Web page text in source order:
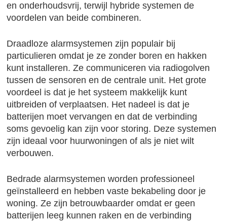
en onderhoudsvrij, terwijl hybride systemen de
voordelen van beide combineren.
Draadloze alarmsystemen zijn populair bij
particulieren omdat je ze zonder boren en hakken
kunt installeren. Ze communiceren via radiogolven
tussen de sensoren en de centrale unit. Het grote
voordeel is dat je het systeem makkelijk kunt
uitbreiden of verplaatsen. Het nadeel is dat je
batterijen moet vervangen en dat de verbinding
soms gevoelig kan zijn voor storing. Deze systemen
zijn ideaal voor huurwoningen of als je niet wilt
verbouwen.
Bedrade alarmsystemen worden professioneel
geïnstalleerd en hebben vaste bekabeling door je
woning. Ze zijn betrouwbaarder omdat er geen
batterijen leeg kunnen raken en de verbinding